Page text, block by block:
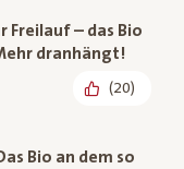
Freilauf – das Bio
dranhängt!
(20)
Bio an dem so